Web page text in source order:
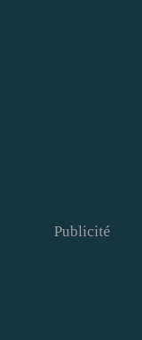
Publicité